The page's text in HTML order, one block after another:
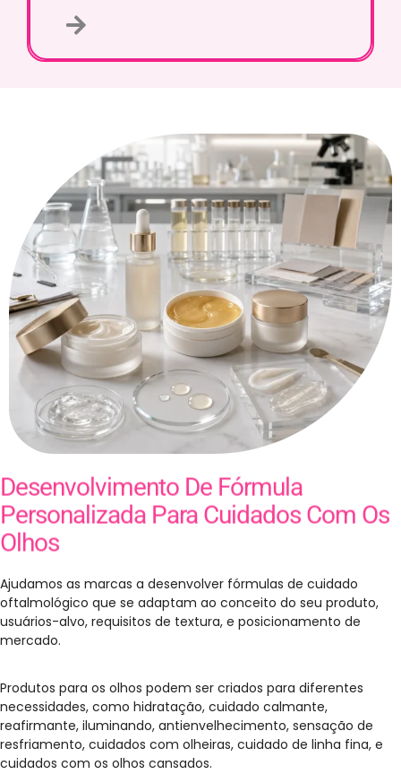
Desenvolvimento De Fórmula
Personalizada Para Cuidados Com Os
Olhos
Ajudamos as marcas a desenvolver fórmulas de cuidado
oftalmológico que se adaptam ao conceito do seu produto,
usuários-alvo, requisitos de textura, e posicionamento de
mercado.
Produtos para os olhos podem ser criados para diferentes
necessidades, como hidratação, cuidado calmante,
reafirmante, iluminando, antienvelhecimento, sensação de
resfriamento, cuidados com olheiras, cuidado de linha fina, e
cuidados com os olhos cansados.